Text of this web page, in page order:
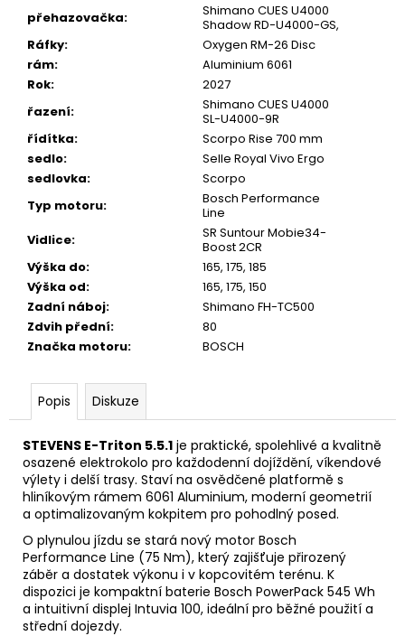
přehazovačka:
Shimano CUES U4000
Shadow RD-U4000-GS,
Ráfky:
Oxygen RM-26 Disc
rám:
Aluminium 6061
Rok:
2027
řazení:
Shimano CUES U4000
SL-U4000-9R
řídítka:
Scorpo Rise 700 mm
sedlo:
Selle Royal Vivo Ergo
sedlovka:
Scorpo
Typ motoru:
Bosch Performance
Line
Vidlice:
SR Suntour Mobie34-
Boost 2CR
Výška do:
165, 175, 185
Výška od:
165, 175, 150
Zadní náboj:
Shimano FH-TC500
Zdvih přední:
80
Značka motoru: BOSCH
Popis Diskuze
STEVENS E-Triton 5.5.1 je praktické, spolehlivé a kvalitně
osazené elektrokolo pro každodenní dojíždění, víkendové
výlety i delší trasy. Staví na osvědčené platformě s
hliníkovým rámem 6061 Aluminium, moderní geometrií
a optimalizovaným kokpitem pro pohodlný posed.
O plynulou jízdu se stará nový motor Bosch
Performance Line (75 Nm), který zajišťuje přirozený
záběr a dostatek výkonu i v kopcovitém terénu. K
dispozici je kompaktní baterie Bosch PowerPack 545 Wh
a intuitivní displej Intuvia 100, ideální pro běžné použití a
střední dojezdy.